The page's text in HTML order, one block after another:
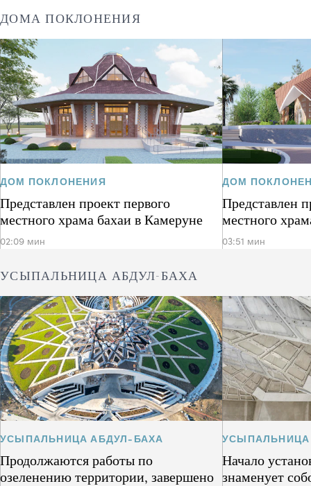
ДОМА ПОКЛОНЕНИЯ
ДОМ ПОКЛОНЕНИЯ
Представлен проект первого
местного храма бахаи в Камеруне
02:09 мин
ДОМ
Представлен
местного
03:51 мин
УСЫПАЛЬНИЦА АБДУЛ-БАХА
УСЫПАЛЬНИЦА АБДУЛ-БАХА
Продолжаются работы по
озеленению территории, завершено
Начало
знаменует